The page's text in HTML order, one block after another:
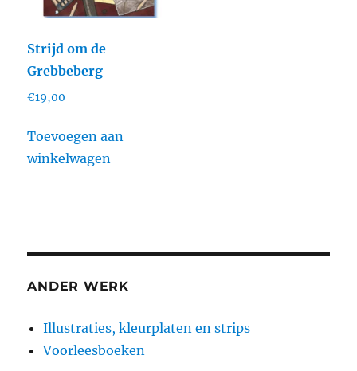
Strijd om de
Grebbeberg
€19,00
Toevoegen aan
winkelwagen
ANDER WERK
Illustraties, kleurplaten en strips
Voorleesboeken